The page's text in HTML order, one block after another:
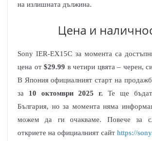
на излишната дължина.
Цена и
Sony IER-EX15C за момента са
цена от$29.99 в четири цвята – черен,
В Япония официалният старт на
за 10 октомври 2025 г. Те ще
България, но за момента няма
можем да ги очакваме. Повече за
откриете на официалният сайт https://